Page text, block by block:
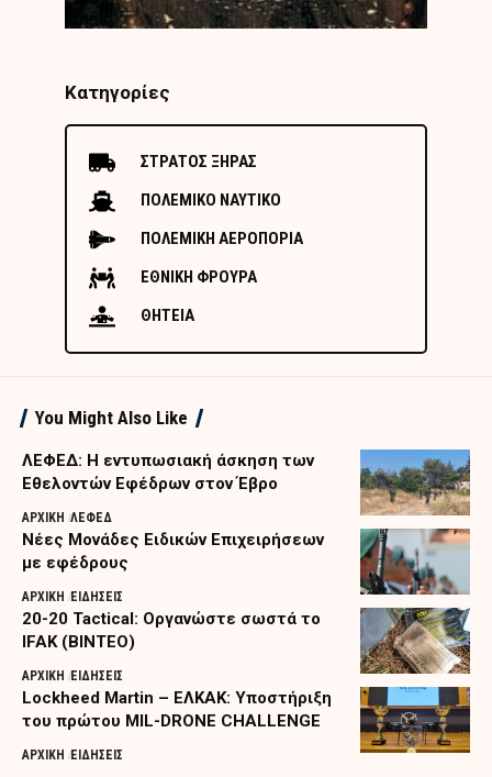
Κατηγορίες
ΣΤΡΑΤΟΣ ΞΗΡΑΣ
ΠΟΛΕΜΙΚΟ ΝΑΥΤΙΚΟ
ΠΟΛΕΜΙΚΗ ΑΕΡΟΠΟΡΙΑ
ΕΘΝΙΚΗ ΦΡΟΥΡΑ
ΘΗΤΕΙΑ
You Might Also Like
ΛΕΦΕΔ: Η εντυπωσιακή άσκηση των
Εθελοντών Εφέδρων στον Έβρο
ΑΡΧΙΚΗ ΛΕΦΕΔ
Nέες Μονάδες Ειδικών Επιχειρήσεων
με εφέδρους
ΑΡΧΙΚΗ ΕΙΔΗΣΕΙΣ
20-20 Tactical: Οργανώστε σωστά το
IFAK (ΒΙΝΤΕΟ)
ΑΡΧΙΚΗ ΕΙΔΗΣΕΙΣ
Lockheed Martin – ΕΛΚΑΚ: Υποστήριξη
του πρώτου MIL-DRONE CHALLENGE
ΑΡΧΙΚΗ ΕΙΔΗΣΕΙΣ